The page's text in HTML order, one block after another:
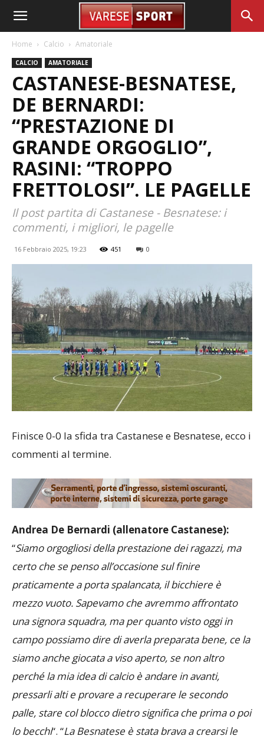
Home Calcio Amatoriale
CALCIO AMATORIALE
CASTANESE-BESNATESE,
DE BERNARDI:
“PRESTAZIONE DI
GRANDE ORGOGLIO”,
RASINI: “TROPPO
FRETTOLOSI”. LE PAGELLE
Il post partita di Castanese - Besnatese: i
commenti, i migliori, le pagelle
16 Febbraio 2025, 19:23 451 0
Finisce 0-0 la sfida tra Castanese e Besnatese, ecco i
commenti al termine.
Andrea De Bernardi (allenatore Castanese):
“Siamo orgogliosi della prestazione dei ragazzi, ma
certo che se penso all’occasione sul finire
praticamente a porta spalancata, il bicchiere è
mezzo vuoto. Sapevamo che avremmo affrontato
una signora squadra, ma per quanto visto oggi in
campo possiamo dire di averla preparata bene, ce la
siamo anche giocata a viso aperto, se non altro
perché la mia idea di calcio è andare in avanti,
pressarli alti e provare a recuperare le secondo
palle, stare col blocco dietro significa che prima o poi
lo becchi“. “La Besnatese è stata brava a crearsi le